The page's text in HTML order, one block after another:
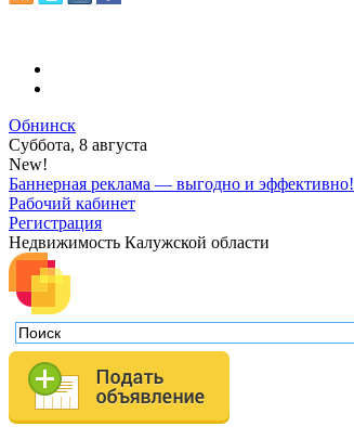
Обнинск
Суббота, 8 августа
New!
Баннерная реклама — выгодно и эффективно!
Рабочий кабинет
Регистрация
Недвижимость Калужской области